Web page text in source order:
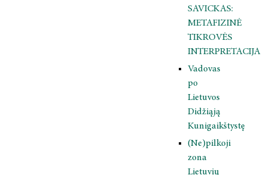
SAVICKAS:
METAFIZINĖ
TIKROVĖS
INTERPRETACIJA
Vadovas
po
Lietuvos
Didžiąją
Kunigaikštystę
(Ne)pilkoji
zona
Lietuvių